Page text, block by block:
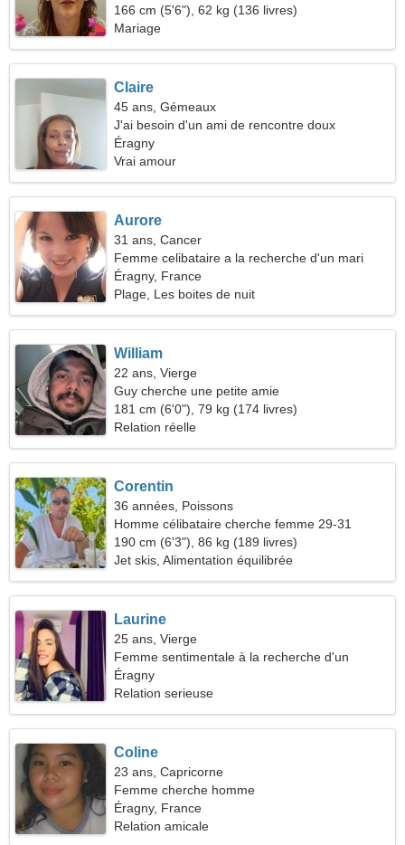
166 cm (5'6"), 62 kg (136 livres)
Mariage
Claire
45 ans, Gémeaux
J'ai besoin d'un ami de rencontre doux
Éragny
Vrai amour
Aurore
31 ans, Cancer
Femme celibataire a la recherche d'un mari
Éragny, France
Plage, Les boites de nuit
William
22 ans, Vierge
Guy cherche une petite amie
181 cm (6'0"), 79 kg (174 livres)
Relation réelle
Corentin
36 années, Poissons
Homme célibataire cherche femme 29-31
190 cm (6'3"), 86 kg (189 livres)
Jet skis, Alimentation équilibrée
Laurine
25 ans, Vierge
Femme sentimentale à la recherche d'un
rendez-vous
Éragny
Relation serieuse
Coline
23 ans, Capricorne
Femme cherche homme
Éragny, France
Relation amicale